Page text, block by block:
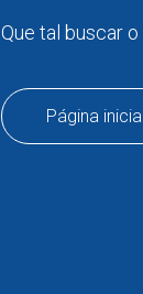
Que tal buscar
Página inicial